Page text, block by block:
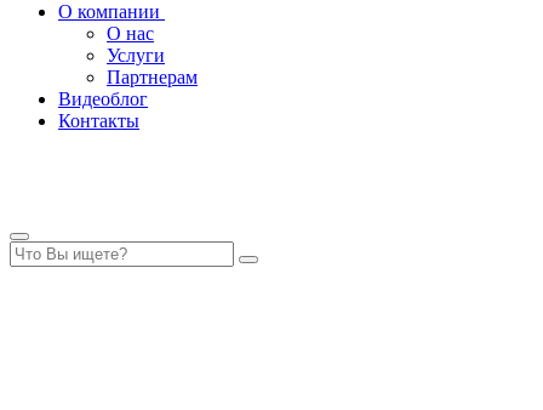
О компании
О нас
Услуги
Партнерам
Видеоблог
Контакты